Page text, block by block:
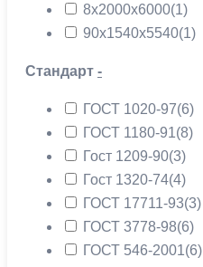
8х2000х6000(1)
90х1540х5540(1)
Стандарт -
ГОСТ 1020-97(6)
ГОСТ 1180-91(8)
Гост 1209-90(3)
Гост 1320-74(4)
ГОСТ 17711-93(3)
ГОСТ 3778-98(6)
ГОСТ 546-2001(6)